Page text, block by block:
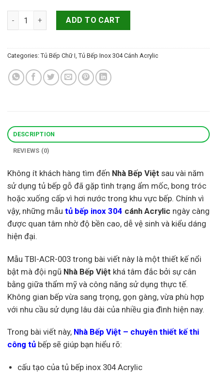
Tủ bếp inox 304 cánh Acrylic TBI-ACR-003 chữ I đẹp hiện đại
ADD TO CART
Categories: Tủ Bếp Chữ I Tủ Bếp Inox 304 Cánh Acrylic
DESCRIPTION
REVIEWS (0)
Không ít khách hàng tìm đến Nhà Bếp Việt sau vài năm
sử dụng tủ bếp gỗ đã gặp tình trạng ẩm mốc, bong tróc
hoặc xuống cấp vì hơi nước trong khu vực bếp. Chính vì
vậy, những mẫu tủ bếp inox 304 cánh Acrylic ngày càng
được quan tâm nhờ độ bền cao, dễ vệ sinh và kiểu dáng
hiện đại.
Mẫu TBI-ACR-003 trong bài viết này là một thiết kế nổi
bật mà đội ngũ Nhà Bếp Việt khá tâm đắc bởi sự cân
bằng giữa thẩm mỹ và công năng sử dụng thực tế.
Không gian bếp vừa sang trọng, gọn gàng, vừa phù hợp
với nhu cầu sử dụng lâu dài của nhiều gia đình hiện nay.
Trong bài viết này, Nhà Bếp Việt – chuyên thiết kế thi
công tủ bếp sẽ giúp bạn hiểu rõ:
cấu tạo của tủ bếp inox 304 Acrylic